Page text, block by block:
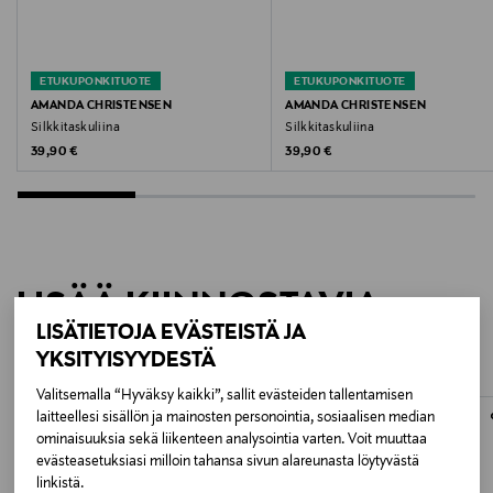
LISÄTIETOJA EVÄSTEISTÄ JA
YKSITYISYYDESTÄ
Valitsemalla “Hyväksy kaikki”, sallit evästeiden tallentamisen
laitteellesi sisällön ja mainosten personointia, sosiaalisen median
ominaisuuksia sekä liikenteen analysointia varten. Voit muuttaa
evästeasetuksiasi milloin tahansa sivun alareunasta löytyvästä
linkistä.
820003
Valmistaja
Amanda Christensen AB
info@amandachristensen.se
ETUKUPONKITUOTE
AMANDA CHRISTENSEN
Silkkitaskuliina
Original Price
39,90 €
ETUKUPONKITUOTE
AMANDA CHRISTENSEN
Silkkitaskuliina
Original Price
39,90 €
LISÄÄ KIINNOSTAVIA
TUOTTEITA
ONLINE EXCLUSIVE